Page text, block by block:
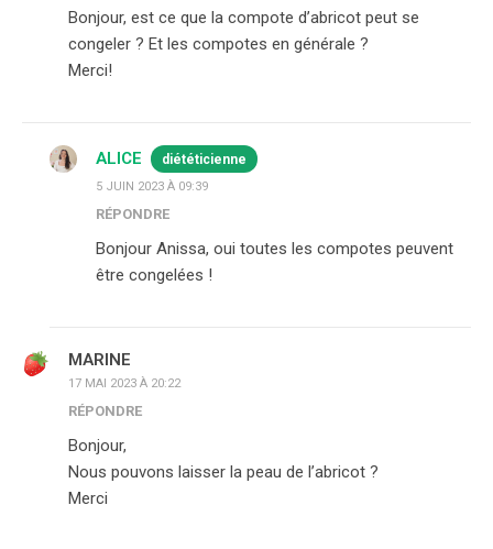
Bonjour, est ce que la compote d’abricot peut se
congeler ? Et les compotes en générale ?
Merci!
ALICE diététicienne
5 JUIN 2023 À 09:39
RÉPONDRE
Bonjour Anissa, oui toutes les compotes peuvent
être congelées !
MARINE
17 MAI 2023 À 20:22
RÉPONDRE
Bonjour,
Nous pouvons laisser la peau de l’abricot ?
Merci